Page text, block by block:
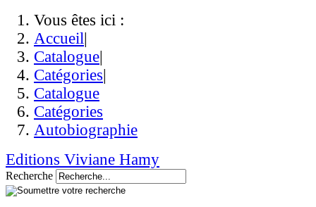
Vous êtes ici :
Accueil|
Catalogue|
Catégories|
Catalogue
Catégories
Autobiographie
Editions Viviane Hamy
Recherche